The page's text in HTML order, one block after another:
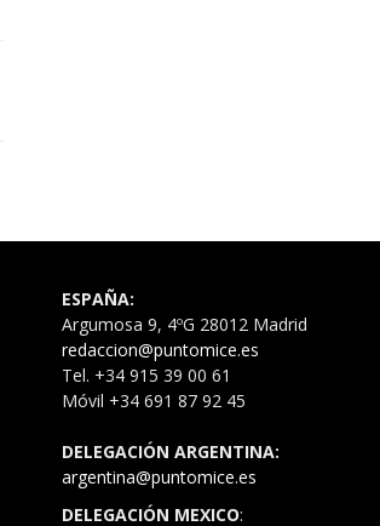
ESPAÑA:
Argumosa 9, 4ºG 28012 Madrid
redaccion@puntomice.es
Tel. +34 915 39 00 61
Móvil +34 691 87 92 45
DELEGACIÓN ARGENTINA:
argentina@puntomice.es
DELEGACIÓN MEXICO: